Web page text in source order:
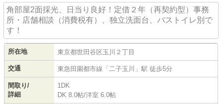
角部屋2面採光、日当り良好！定借２年（再契約型）事務
所・店舗相談（消費税有）、独立洗面台、バストイレ別で
す！
所在地 東京都世田谷区玉川 ２丁目
交通 東急田園都市線 「 二子玉川 」駅 徒歩5分
間取り/
詳細
1DK
DK 8.0帖/洋室 6.0帖